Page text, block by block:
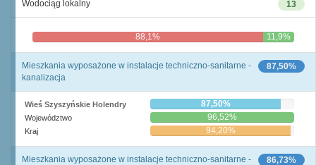
13
Wodociąg lokalny
88,1% 11,9%
87,50%
Mieszkania wyposażone w instalacje techniczno-sanitarne -
kanalizacja
Wieś Szyszyńskie Holendry 87,50%
Województwo 96,52%
Kraj 94,20%
86,73%
Mieszkania wyposażone w instalacje techniczno-sanitarne -